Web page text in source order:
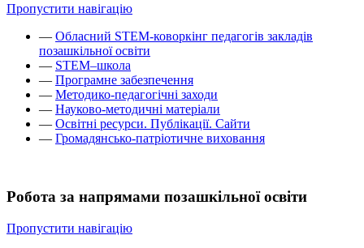
Пропустити навігацію
— Обласний STEM-коворкінг педагогів закладів
позашкільної освіти
— STEM–школа
— Програмне забезпечення
— Методико-педагогічні заходи
— Науково-методичні матеріали
— Освітні ресурси. Публікації. Сайти
— Громадянсько-патріотичне виховання
Робота за напрямами позашкільної освіти
Пропустити навігацію